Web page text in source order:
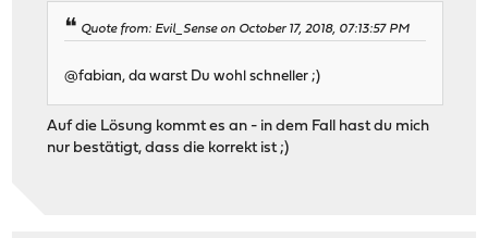
Quote from: Evil_Sense on October 17, 2018, 07:13:57 PM
@fabian, da warst Du wohl schneller ;)
Auf die Lösung kommt es an - in dem Fall hast du mich
nur bestätigt, dass die korrekt ist ;)